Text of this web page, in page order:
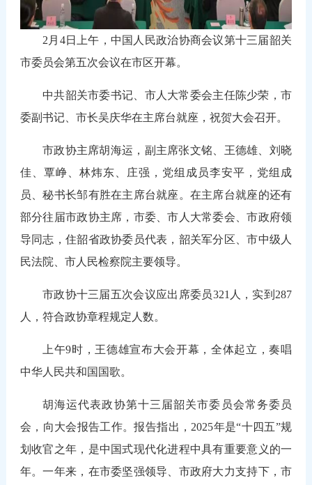
2月4日上午，中国人民政治协商会议第十三届韶关
市委员会第五次会议在市区开幕。
中共韶关市委书记、市人大常委会主任陈少荣，市
委副书记、市长吴庆华在主席台就座，祝贺大会召开。
市政协主席胡海运，副主席张文铭、王德雄、刘晓
佳、覃峥、林炜东、庄强，党组成员李安平，党组成
员、秘书长邹有胜在主席台就座。在主席台就座的还有
部分往届市政协主席，市委、市人大常委会、市政府领
导同志，住韶省政协委员代表，韶关军分区、市中级人
民法院、市人民检察院主要领导。
市政协十三届五次会议应出席委员321人，实到287
人，符合政协章程规定人数。
上午9时，王德雄宣布大会开幕，全体起立，奏唱
中华人民共和国国歌。
胡海运代表政协第十三届韶关市委员会常务委员
会，向大会报告工作。报告指出，2025年是“十四五”规
划收官之年，是中国式现代化进程中具有重要意义的一
年。一年来，在市委坚强领导、市政府大力支持下，市